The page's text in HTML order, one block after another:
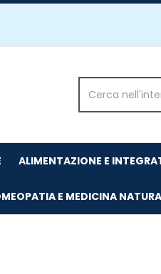
Prodotto
ALIMENTAZIONE E
E MEDICINA